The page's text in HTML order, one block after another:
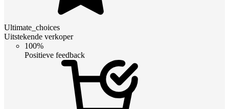
Ultimate_choices
Uitstekende verkoper
100%
Positieve feedback